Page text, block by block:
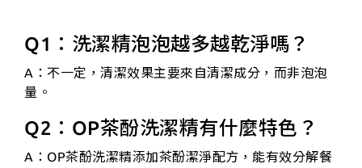
Q1：洗潔精泡泡越多越乾淨嗎？
A：不一定，清潔效果主要來自清潔成分，而非泡泡
量。
Q2：OP茶酚洗潔精有什麼特色？
A：OP茶酚洗潔精添加茶酚潔淨配方，能有效分解餐